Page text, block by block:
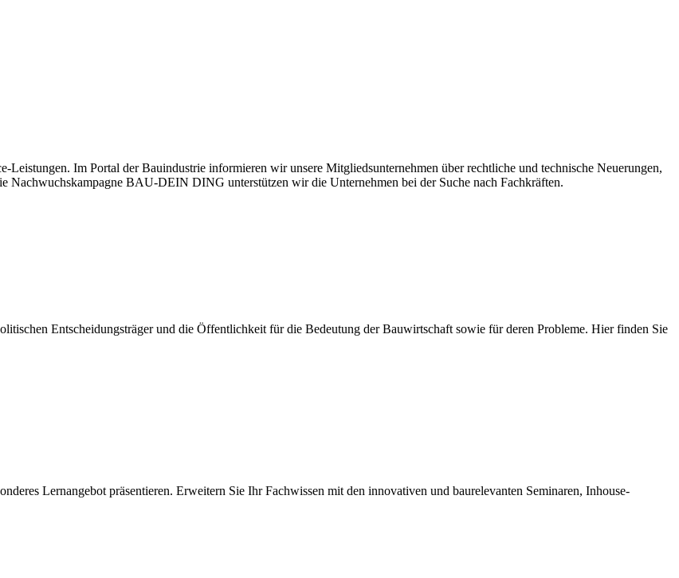
Leistungen. Im Portal der Bauindustrie informieren wir unsere Mitgliedsunternehmen über rechtliche und technische Neuerungen,
Nachwuchskampagne BAU-DEIN DING unterstützen wir die Unternehmen bei der Suche nach Fachkräften.
Entscheidungsträger und die Öffentlichkeit für die Bedeutung der Bauwirtschaft sowie für deren Probleme. Hier finden Sie
Lernangebot präsentieren. Erweitern Sie Ihr Fachwissen mit den innovativen und baurelevanten Seminaren, Inhouse-